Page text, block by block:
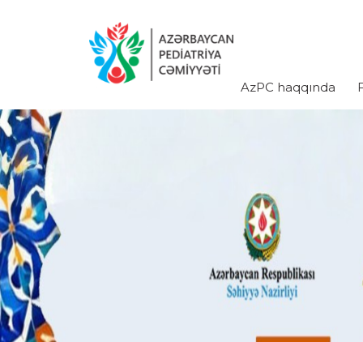
AzPC haqqında